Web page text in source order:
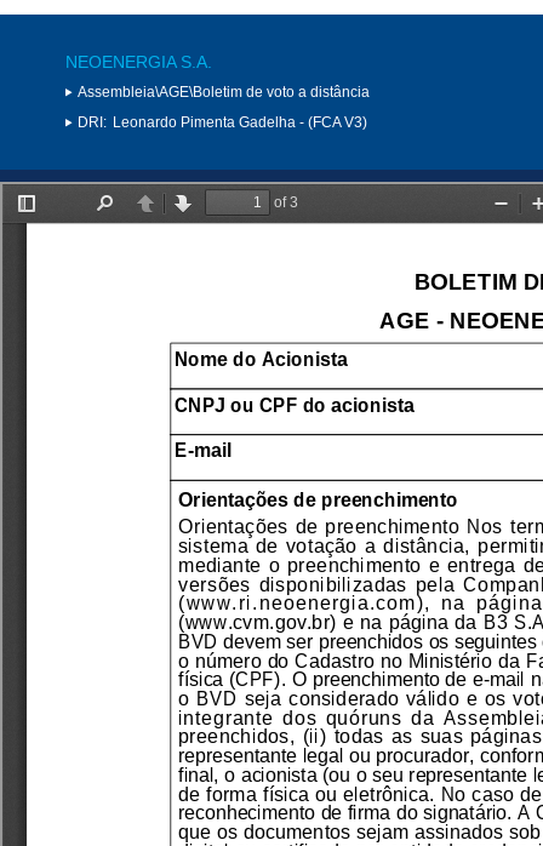
NEOENERGIA S.A.
Assembleia\AGE\Boletim de voto a distância
DRI: Leonardo Pimenta Gadelha - (FCA V3)